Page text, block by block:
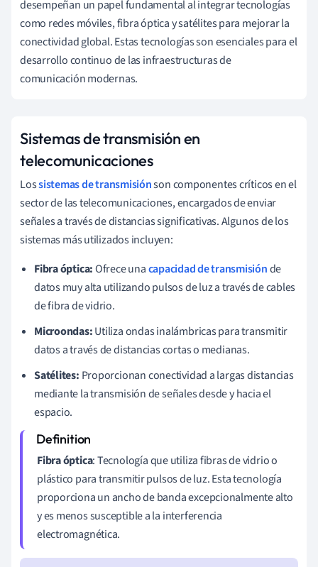
desempeñan un papel fundamental al integrar tecnologías
como redes móviles, fibra óptica y satélites para mejorar la
conectividad global. Estas tecnologías son esenciales para el
desarrollo continuo de las infraestructuras de
comunicación modernas.
Sistemas de transmisión en
telecomunicaciones
Lossistemas de transmisiónson componentes críticos en el
sector de las telecomunicaciones, encargados de enviar
señales a través de distancias significativas. Algunos de los
sistemas más utilizados incluyen:
Fibra óptica:Ofrece unacapacidad de transmisiónde
datos muy alta utilizando pulsos de luz a través de cables
de fibra de vidrio.
Microondas:Utiliza ondas inalámbricas para transmitir
datos a través de distancias cortas o medianas.
Satélites: Proporcionan conectividad a largas distancias
mediante la transmisión de señales desde y hacia el
espacio.
Fibra óptica: Tecnología que utiliza fibras de vidrio o
plástico para transmitir pulsos de luz. Esta tecnología
proporciona un ancho de banda excepcionalmente alto
y es menos susceptible a la interferencia
electromagnética.